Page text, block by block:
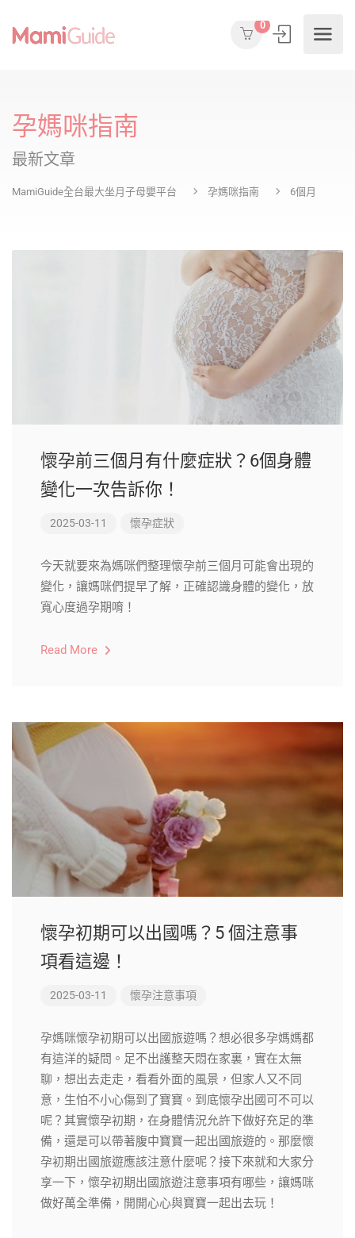
0
孕媽咪指南
最新文章
MamiGuide全台最大坐月子母嬰平台 孕媽咪指南 6個月
懷孕前三個月有什麼症狀？6個身體
變化一次告訴你！
2025-03-11 懷孕症狀
今天就要來為媽咪們整理懷孕前三個月可能會出現的
變化，讓媽咪們提早了解，正確認識身體的變化，放
寬心度過孕期唷！
Read More
懷孕初期可以出國嗎？5 個注意事
項看這邊！
2025-03-11 懷孕注意事項
孕媽咪懷孕初期可以出國旅遊嗎？想必很多孕媽媽都
有這洋的疑問。足不出護整天悶在家裏，實在太無
聊，想出去走走，看看外面的風景，但家人又不同
意，生怕不小心傷到了寶寶。到底懷孕出國可不可以
呢？其實懷孕初期，在身體情況允許下做好充足的準
備，還是可以帶著腹中寶寶一起出國旅遊的。那麼懷
孕初期出國旅遊應該注意什麼呢？接下來就和大家分
享一下，懷孕初期出國旅遊注意事項有哪些，讓媽咪
做好萬全準備，開開心心與寶寶一起出去玩！